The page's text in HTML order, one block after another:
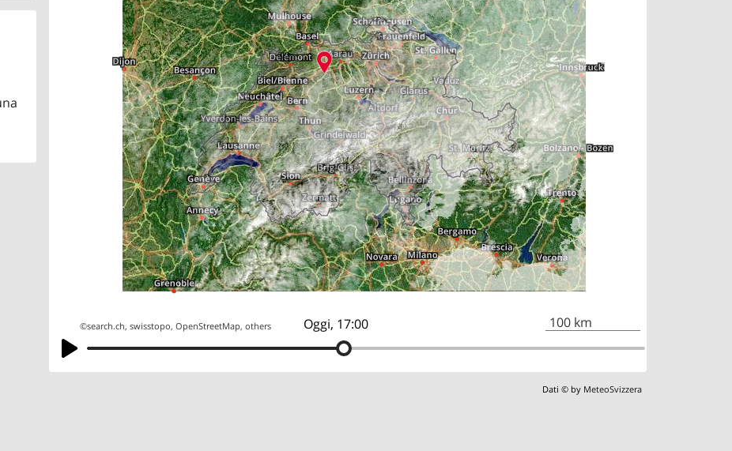
Oggi, 17:00
©search.ch,swisstopo,OpenStreetMap,others 100 km
Dati © by MeteoSvizzera